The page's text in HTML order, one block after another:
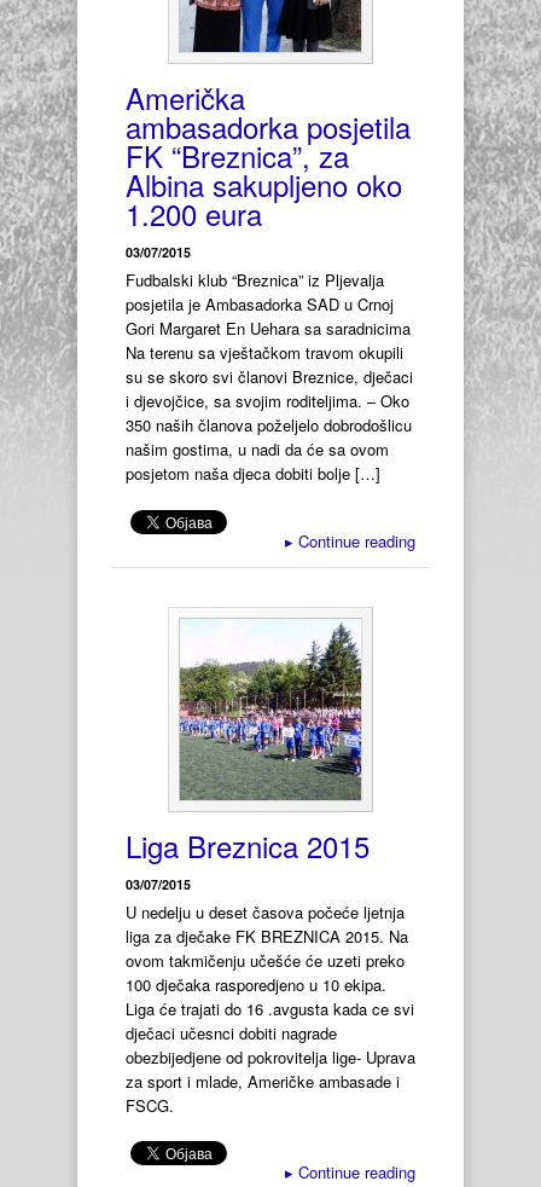
Američka
ambasadorka posjetila
FK “Breznica”, za
Albina sakupljeno oko
1.200 eura
03/07/2015
Fudbalski klub “Breznica” iz Pljevalja
posjetila je Ambasadorka SAD u Crnoj
Gori Margaret En Uehara sa saradnicima
Na terenu sa vještačkom travom okupili
su se skoro svi članovi Breznice, dječaci
i djevojčice, sa svojim roditeljima. – Oko
350 naših članova poželjelo dobrodošlicu
našim gostima, u nadi da će sa ovom
posjetom naša djeca dobiti bolje […]
▸ Continue reading
Liga Breznica 2015
03/07/2015
U nedelju u deset časova počeće ljetnja
liga za dječake FK BREZNICA 2015. Na
ovom takmičenju učešće će uzeti preko
100 dječaka rasporedjeno u 10 ekipa.
Liga će trajati do 16 .avgusta kada ce svi
dječaci učesnci dobiti nagrade
obezbijedjene od pokrovitelja lige- Uprava
za sport i mlade, Američke ambasade i
FSCG.
▸ Continue reading